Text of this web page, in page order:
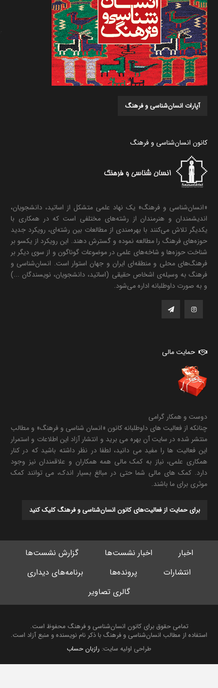
آپارات انسان‌شناسی و فرهنگ
کانون انسان‌شناسی و فرهنگ
«انسان‌شناسی و فرهنگ» یک نهاد علمی متشکل از اساتید، دانشجویان،
اندیشمندان و هنرمندان از رشته‌های مختلفی است که در همکاری با
یکدیگر تلاش می‌کنند با بهره‌مندی از مطالعات بین رشته‌ای، رویکرد جدید
حوزه‌های فرهنگ را مطالعه نموده و گسترش دهند. این رویکرد از یکسو بر
شناخت حوزه‌ها و شاخه‌های علمی در موضوعات گوناگون و از سوی دیگر بر
فرهنگ‌های محلی و منطقه‌ای ایران و جهان استوار است. انسان‌شناسی و
فرهنگ به وسیله‌ی اشخاص حقیقی (اساتید، دانشجویان، نویسندگان ...)
و به صورت داوطلبانه اداره می‌شود.
حمایت مالی
دوست و همکار گرامی
چنانکه از فعالیت های داوطلبانه کانون «انسان شناسی و فرهنگ» و مطالب
منتشر شده در سایت آن بهره می برید و انتشار آزاد این اطلاعات و استمرار
این فعالیت ها را مفید می دانید، لطفا در نظر داشته باشید که در کنار
همکاری علمی، نیاز به کمک مالی همه همکاران و علاقمندان نیز وجود
دارد. کمک های مالی شما حتی در مبالغ بسیار اندک، می توانند کمک
موثری برای ما باشند.
برای حمایت از فعالیت‌های کانون انسان‌شناسی و فرهنگ کلیک کنید
اخبار اخبار نشست‌ها
گزارش نشست‌ها
انتشارات
پرونده‌ها
برنامه‌های دیداری
گالری تصاویر
تمامی حقوق برای کانون انسان‌شناسی و فرهنگ محفوظ است.
استفاده از مطالب انسان‌شناسی و فرهنگ با ذکر نام نویسنده و منبع آزاد است.
طراحی اولیه سایت:رازبان حساب